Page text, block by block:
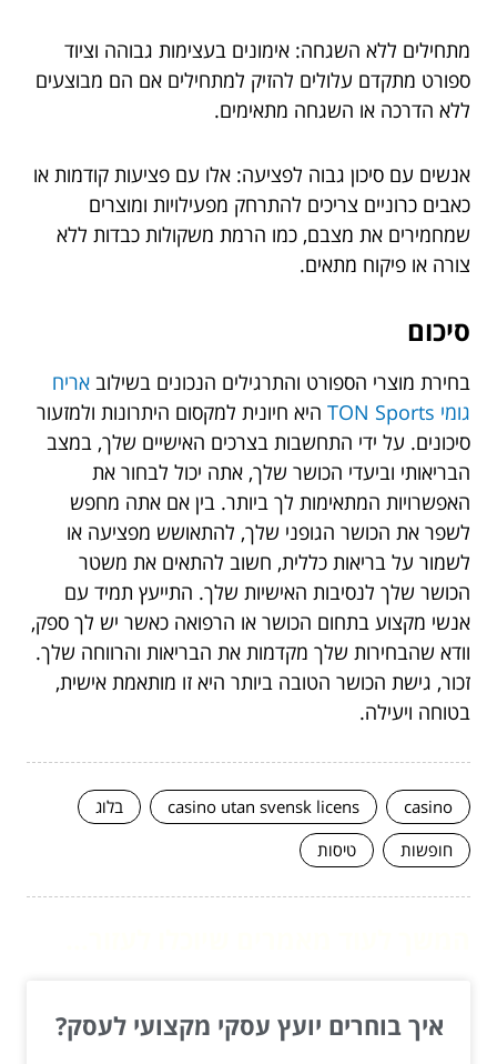
מתחילים ללא השגחה: אימונים בעצימות גבוהה וציוד
ספורט מתקדם עלולים להזיק למתחילים אם הם מבוצעים
ללא הדרכה או השגחה מתאימים.
אנשים עם סיכון גבוה לפציעה: אלו עם פציעות קודמות או
כאבים כרוניים צריכים להתרחק מפעילויות ומוצרים
שמחמירים את מצבם, כמו הרמת משקולות כבדות ללא
צורה או פיקוח מתאים.
סיכום
בחירת מוצרי הספורט והתרגילים הנכונים בשילוב אריח
גומי TON Sports
היא חיונית למקסום היתרונות ולמזעור
סיכונים. על ידי התחשבות בצרכים האישיים שלך, במצב
הבריאותי וביעדי הכושר שלך, אתה יכול לבחור את
האפשרויות המתאימות לך ביותר. בין אם אתה מחפש
לשפר את הכושר הגופני שלך, להתאושש מפציעה או
לשמור על בריאות כללית, חשוב להתאים את משטר
הכושר שלך לנסיבות האישיות שלך. התייעץ תמיד עם
אנשי מקצוע בתחום הכושר או הרפואה כאשר יש לך ספק,
וודא שהבחירות שלך מקדמות את הבריאות והרווחה שלך.
זכור, גישת הכושר הטובה ביותר היא זו מותאמת אישית,
בטוחה ויעילה.
casino
casino utan svensk licens
בלוג
חופשות
טיסות
איך בוחרים יועץ עסקי מקצועי לעסק?